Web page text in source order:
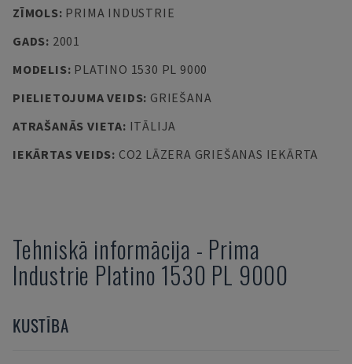
ZĪMOLS: PRIMA INDUSTRIE
GADS: 2001
MODELIS: PLATINO 1530 PL 9000
PIELIETOJUMA VEIDS: GRIEŠANA
ATRAŠANĀS VIETA: ITĀLIJA
IEKĀRTAS VEIDS: CO2 LĀZERA GRIEŠANAS IEKĀRTA
Tehniskā informācija - Prima
Industrie Platino 1530 PL 9000
KUSTĪBA